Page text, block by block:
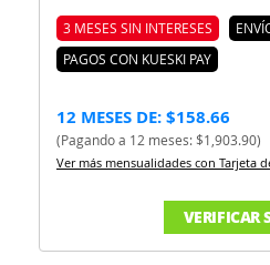
3 MESES SIN INTERESES
PAGOS CON KUESKI PAY
12 MESES DE: $158.66
(Pagando a 12 meses: $1,903.90)
Ver más mensualidades con Tarjeta
VERIFICAR